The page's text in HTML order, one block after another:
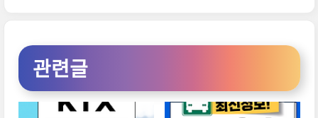
관련글